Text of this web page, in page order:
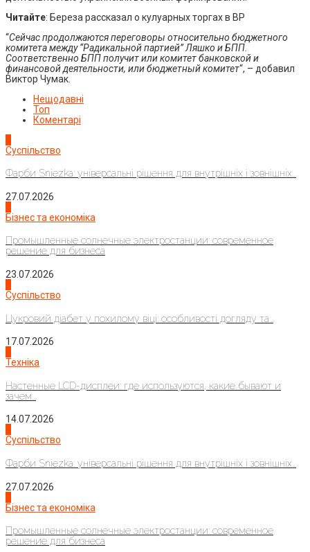
Читайте: Береза рассказал о кулуарных торгах в ВР
“Сейчас продолжаются переговоры относительно бюджетного
комитета между “Радикальной партией” Ляшко и БПП.
Соответственно БПП получит или комитет банковской и
финансовой деятельности, или бюджетный комитет“, – добавил
Виктор Чумак.
Нещодавні
Топ
Коментарі
Суспільство
Фарби Sniezka: універсальні рішення для внутрішніх і зовнішніх...
27.07.2026
Бізнес та економіка
Промышленные солнечные электростанции: современное
решение для бизнеса
23.07.2026
Суспільство
Цукровий діабет у похилому віці: особливості догляду та...
17.07.2026
Техніка
Настенные LCD-дисплеи: где используются, какие бывают и
зачем...
14.07.2026
Суспільство
Фарби Sniezka: універсальні рішення для внутрішніх і зовнішніх...
27.07.2026
Бізнес та економіка
Промышленные солнечные электростанции: современное
решение для бизнеса